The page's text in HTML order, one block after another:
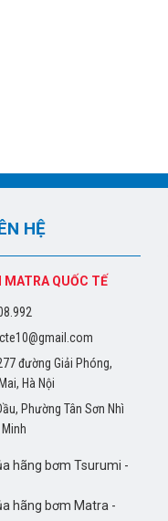
HỆ
MATRA QUỐC TẾ
đường Giải Phóng,
Hà Nội
Phường Tân Sơn Nhì
hãng bơm Tsurumi -
hãng bơm Matra -